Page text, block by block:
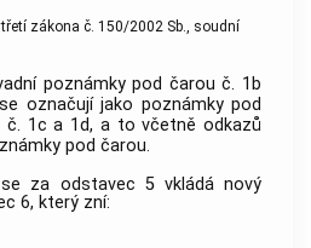
zákona č. 150/2002 Sb., soudní
poznámky pod čarou č. 1b
označují jako poznámky pod
č. 1c a 1d, a to včetně odkazů
pod čarou.
za odstavec 5 vkládá nový
6, který zní: